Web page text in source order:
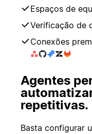
Espaços de
Verificação de
Conexões
Agentes
repetitivas.
Basta configurar